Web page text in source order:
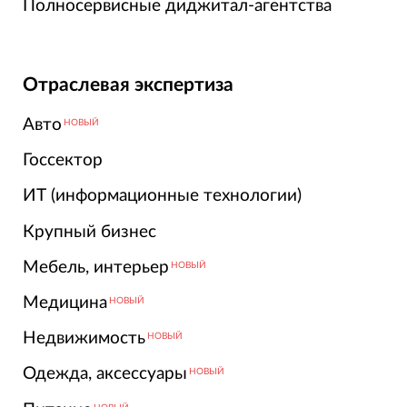
Полносервисные диджитал-агентства
Отраслевая экспертиза
Авто НОВЫЙ
Госсектор
ИТ (информационные технологии)
Крупный бизнес
Мебель, интерьер НОВЫЙ
Медицина НОВЫЙ
Недвижимость НОВЫЙ
Одежда, аксессуары НОВЫЙ